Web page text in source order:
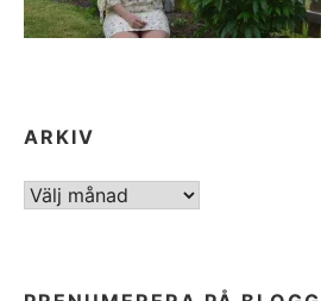
ARKIV
ARKIV